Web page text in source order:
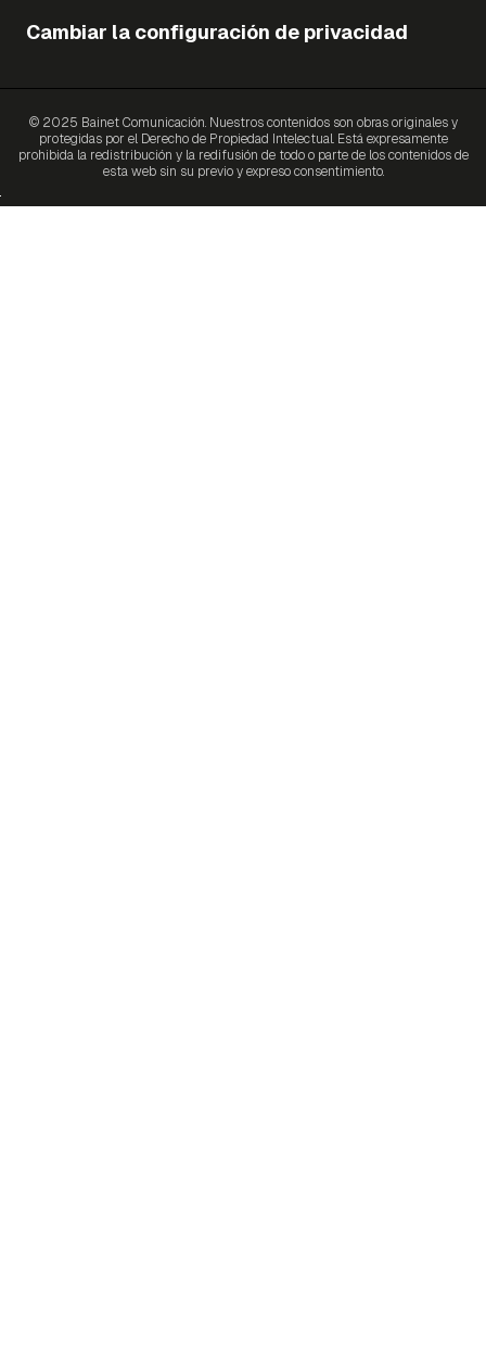
Cambiar la configuración de privacidad
© 2025 Bainet Comunicación. Nuestros contenidos son obras originales y
protegidas por el Derecho de Propiedad Intelectual. Está expresamente
prohibida la redistribución y la redifusión de todo o parte de los contenidos de
esta web sin su previo y expreso consentimiento.